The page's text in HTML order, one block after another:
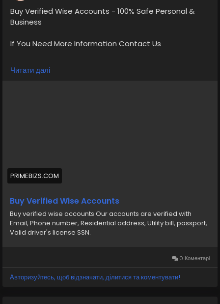
Buy Verified Wise Accounts - 100% Safe Personal &
Business
If You Need More Information Contact Us
💠⫸Telegram: EkPrime
💠⫸Whatsapp: +1 (870) 202-4958
Buy verified wise accounts from us Our accounts are
verified, Phone number, Residential address, Utility bill,
passport, Valid driver s license SSN
https://primebizs.com/product/buy-verified-wise-
Читати далі
PRIMEBIZS.COM
Buy Verified Wise Accounts
Buy verified wise accounts Our accounts are verified with
Email, Phone number, Residential address, Utility bill, passport,
Valid driver's license SSN.
0 Коментарі
Авторизуйтесь, щоб відзначати, ділитися та коментувати!